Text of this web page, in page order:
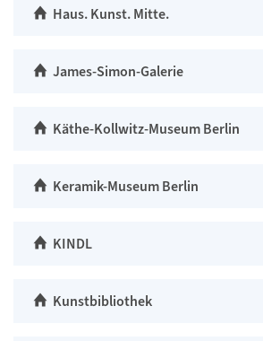
Haus. Kunst. Mitte.
James-Simon-Galerie
Käthe-Kollwitz-Museum Berlin
Keramik-Museum Berlin
KINDL
Kunstbibliothek